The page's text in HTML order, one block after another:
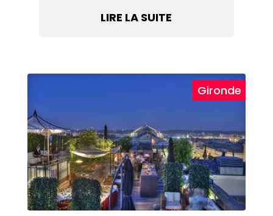
LIRE LA SUITE